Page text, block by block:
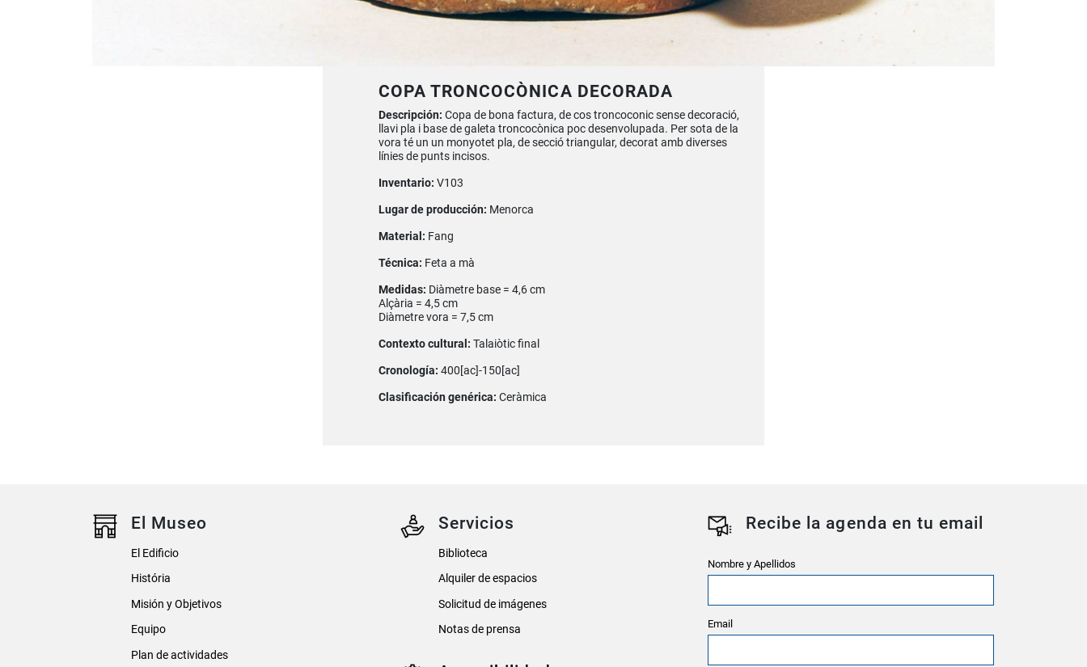
COPA TRONCOCÒNICA DECORADA
Descripción: Copa de bona factura, de cos troncoconic sense decoració,
llavi pla i base de galeta troncocònica poc desenvolupada. Per sota de la
vora té un un monyotet pla, de secció triangular, decorat amb diverses
línies de punts incisos.
Inventario: V103
Lugar de producción: Menorca
Material: Fang
Técnica: Feta a mà
Medidas: Diàmetre base = 4,6 cm
Alçària = 4,5 cm
Diàmetre vora = 7,5 cm
Contexto cultural: Talaiòtic final
Cronología: 400[ac]-150[ac]
Clasificación genérica: Ceràmica
El Museo
El Edificio
História
Misión y Objetivos
Equipo
Plan de actividades
Servicios
Biblioteca
Alquiler de espacios
Solicitud de imágenes
Notas de prensa
Recibe la agenda en tu email
Nombre y Apellidos
Email